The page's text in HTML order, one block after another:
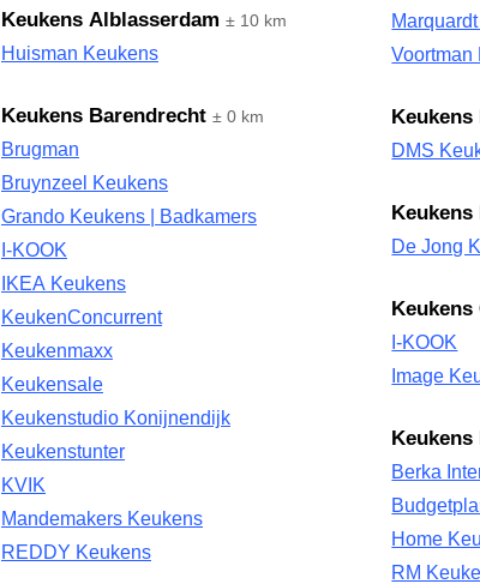
Keukens Alblasserdam ± 10 km
Huisman Keukens
Keukens Barendrecht ± 0 km
Brugman
Bruynzeel Keukens
Grando Keukens | Badkamers
I-KOOK
IKEA Keukens
KeukenConcurrent
Keukenmaxx
Keukensale
Keukenstudio Konijnendijk
Keukenstunter
KVIK
Mandemakers Keukens
REDDY Keukens
Voortman
DMS
Keukens
De Jong
I-KOOK
Image
Berka
Home
RM